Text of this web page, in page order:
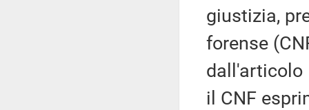
giustizia,
forense
dall'articolo
il CNF